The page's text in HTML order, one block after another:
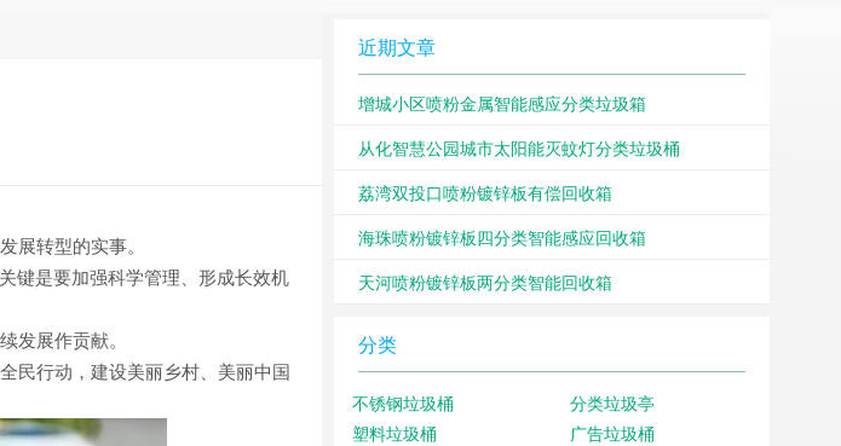
展转型的实事。
键是要加强科学管理、形成长效机
发展作贡献。
民行动，建设美丽乡村、美丽中国
近期文章
增城小区喷粉金属智能感应分类垃圾箱
从化智慧公园城市太阳能灭蚊灯分类垃圾桶
荔湾双投口喷粉镀锌板有偿回收箱
海珠喷粉镀锌板四分类智能感应回收箱
天河喷粉镀锌板两分类智能回收箱
分类
不锈钢垃圾桶
分类垃圾亭
塑料垃圾桶
广告垃圾桶